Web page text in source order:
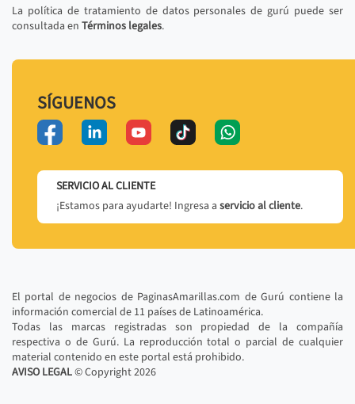
La política de tratamiento de datos personales de gurú puede ser
consultada en Términos legales.
SÍGUENOS
SERVICIO AL CLIENTE
¡Estamos para ayudarte! Ingresa a servicio al cliente.
El portal de negocios de PaginasAmarillas.com de Gurú contiene la
información comercial de 11 países de Latinoamérica.
Todas las marcas registradas son propiedad de la compañía
respectiva o de Gurú. La reproducción total o parcial de cualquier
material contenido en este portal está prohibido.
AVISO LEGAL© Copyright2026